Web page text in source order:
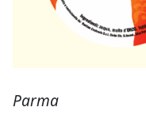
Parma